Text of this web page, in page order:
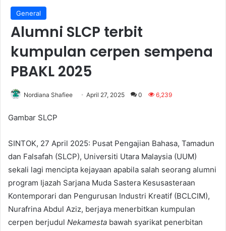
General
Alumni SLCP terbit
kumpulan cerpen sempena
PBAKL 2025
Nordiana Shafiee April 27, 2025 0 6,239
Gambar SLCP
SINTOK, 27 April 2025: Pusat Pengajian Bahasa, Tamadun
dan Falsafah (SLCP), Universiti Utara Malaysia (UUM)
sekali lagi mencipta kejayaan apabila salah seorang alumni
program Ijazah Sarjana Muda Sastera Kesusasteraan
Kontemporari dan Pengurusan Industri Kreatif (BCLCIM),
Nurafrina Abdul Aziz, berjaya menerbitkan kumpulan
cerpen berjudul Nekamesta bawah syarikat penerbitan